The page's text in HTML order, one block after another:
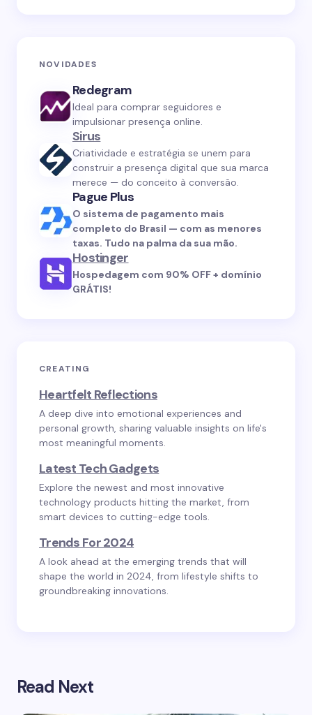
NOVIDADES
Redegram
Ideal para comprar seguidores e
impulsionar presença online.
Sirus
Criatividade e estratégia se unem para
construir a presença digital que sua marca
merece — do conceito à conversão.
Pague Plus
O sistema de pagamento mais
completo do Brasil — com as menores
taxas. Tudo na palma da sua mão.
Hostinger
Hospedagem com 90% OFF + domínio
GRÁTIS!
CREATING
Heartfelt Reflections
A deep dive into emotional experiences and
personal growth, sharing valuable insights on life's
most meaningful moments.
Latest Tech Gadgets
Explore the newest and most innovative
technology products hitting the market, from
smart devices to cutting-edge tools.
Trends For 2024
A look ahead at the emerging trends that will
shape the world in 2024, from lifestyle shifts to
groundbreaking innovations.
Read Next